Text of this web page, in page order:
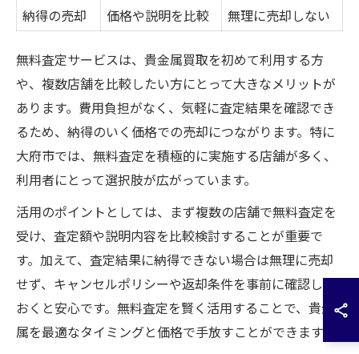
納得の売却
価格や説明を比較 無理に売却しない
無料査定サービスは、貴金属買取を初めて利用する方
や、複数店舗を比較したい方にとって大きなメリットが
あります。費用負担がなく、気軽に査定結果を確認でき
るため、納得のいく価格での売却につながります。特に
大府市では、無料査定を積極的に実施する店舗が多く、
利用者にとって選択肢が広がっています。
活用のポイントとしては、まず複数の店舗で無料査定を
受け、査定額や説明内容を比較検討することが重要で
す。加えて、査定結果に納得できない場合は無理に売却
せず、キャンセルポリシーや返却条件を事前に確認して
おくと安心です。無料査定を賢く活用することで、貴金
属を最適なタイミングと価格で手放すことができます。